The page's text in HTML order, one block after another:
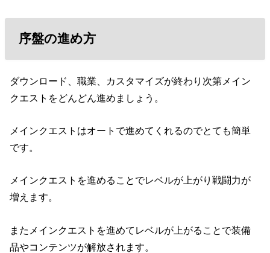
序盤の進め方
ダウンロード、職業、カスタマイズが終わり次第メイン
クエストをどんどん進めましょう。
メインクエストはオートで進めてくれるのでとても簡単
です。
メインクエストを進めることでレベルが上がり戦闘力が
増えます。
またメインクエストを進めてレベルが上がることで装備
品やコンテンツが解放されます。